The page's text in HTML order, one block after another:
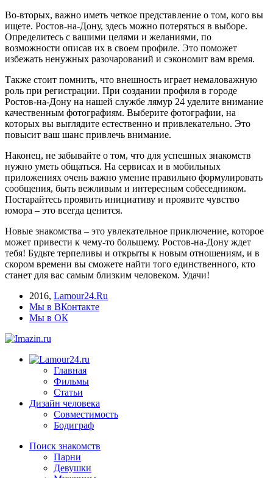
Во-вторых, важно иметь четкое представление о том, кого вы
ищете. Ростов-на-Дону, здесь можно потеряться в выборе.
Определитесь с вашими целями и желаниями, по
возможности описав их в своем профиле. Это поможет
избежать ненужных разочарований и сэкономит вам время.
Также стоит помнить, что внешность играет немаловажную
роль при регистрации. При создании профиля в городе
Ростов-на-Дону на нашей службе лямур 24 уделите внимание
качественным фотографиям. Выберите фотографии, на
которых вы выглядите естественно и привлекательно. Это
повысит ваш шанс привлечь внимание.
Наконец, не забывайте о том, что для успешных знакомств
нужно уметь общаться. На сервисах и в мобильных
приложениях очень важно умение правильно формулировать
сообщения, быть вежливым и интересным собеседником.
Постарайтесь проявить инициативу и проявите чувство
юмора – это всегда ценится.
Новые знакомства – это увлекательное приключение, которое
может привести к чему-то большему. Ростов-на-Дону ждет
тебя! Будьте терпеливы и открыты к новым отношениям, и в
скором времени вы сможете найти того единственного, кто
станет для вас самым близким человеком. Удачи!
2016, Lamour24.Ru
Мы в ВКонтакте
Мы в ОК
Главная
Фильмы
Статьи
Дизайн человека
Совместимость
Бодиграф
Поиск знакомств
Парни
Девушки